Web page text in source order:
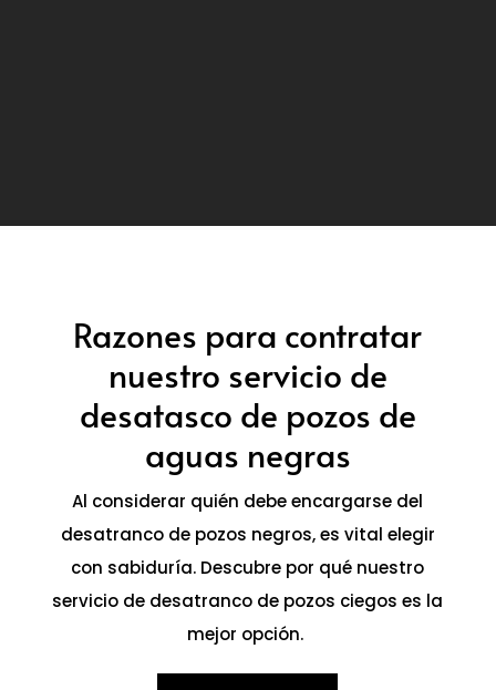
Razones para contratar
nuestro servicio de
desatasco de pozos de
aguas negras
Al considerar quién debe encargarse del
desatranco de pozos negros, es vital elegir
con sabiduría. Descubre por qué nuestro
servicio de desatranco de pozos ciegos es la
mejor opción.